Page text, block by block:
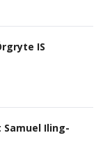
IS
Iling-